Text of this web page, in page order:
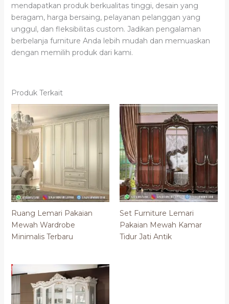
mendapatkan produk berkualitas tinggi, desain yang
beragam, harga bersaing, pelayanan pelanggan yang
unggul, dan fleksibilitas custom. Jadikan pengalaman
berbelanja furniture Anda lebih mudah dan memuaskan
dengan memilih produk dari kami.
Produk Terkait
Ruang Lemari Pakaian
Mewah Wardrobe
Minimalis Terbaru
Set Furniture Lemari
Pakaian Mewah Kamar
Tidur Jati Antik